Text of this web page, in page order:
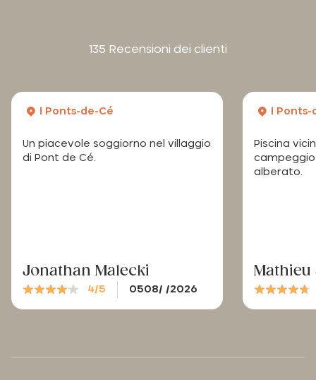
135 Recensioni dei clienti
I Ponts-de-Cé
Un piacevole soggiorno nel villaggio
di Pont de Cé.
Jonathan Malecki
4/5 0508/ /2026
I
Piscina
alberato.
Mathieu